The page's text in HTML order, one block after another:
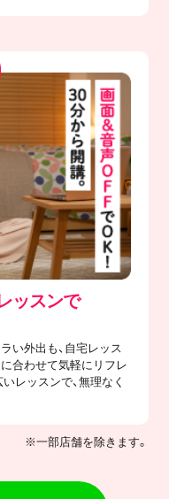
ッスンで
い外出も、自宅レッス
に合わせて気軽にリフレ
レッスンで、無理なく
※一部店舗を除きます。